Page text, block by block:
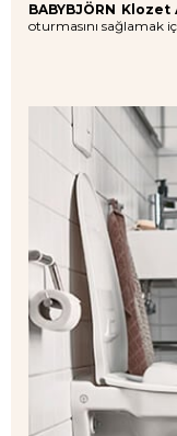
BABYBJÖRN
oturmasını sağlamak